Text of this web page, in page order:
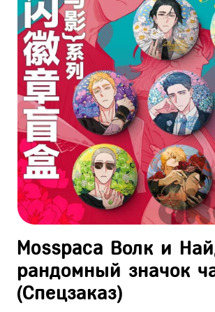
Mosspaca Волк и
рандомный значок
(Спецзаказ)